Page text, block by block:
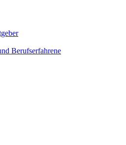
Berufserfahrene